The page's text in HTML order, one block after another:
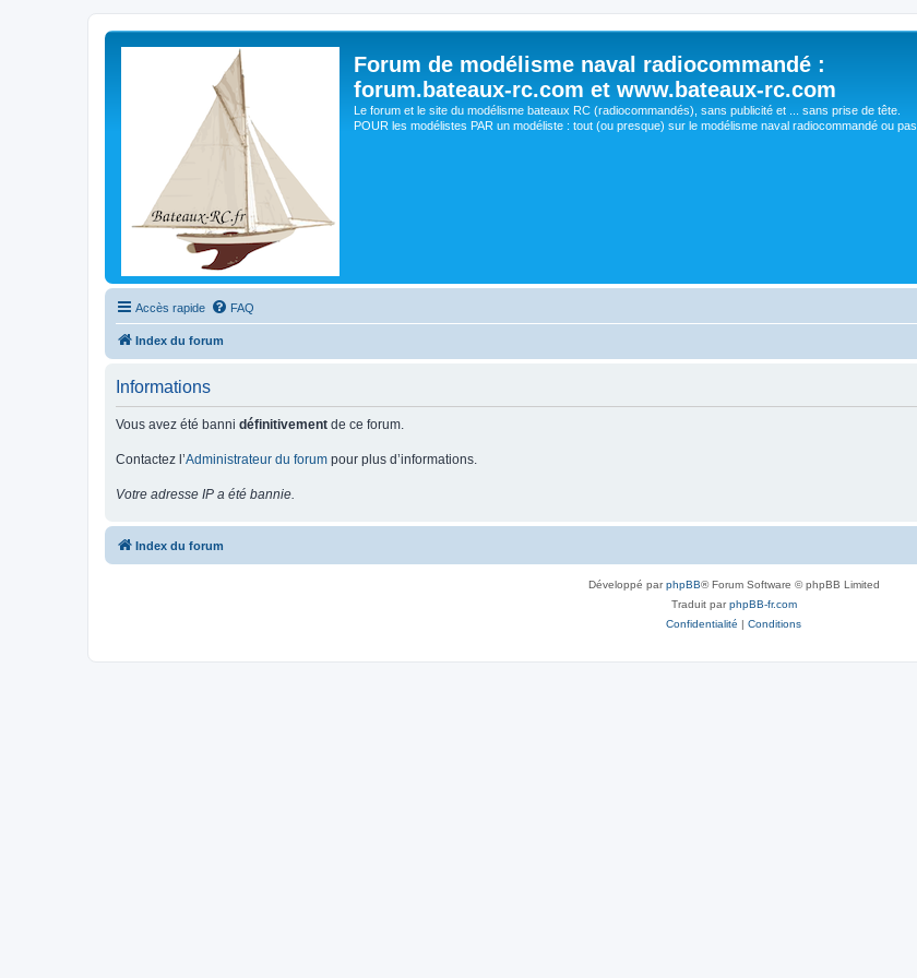
Forum de modélisme naval radiocommandé :
forum.bateaux-rc.com et www.bateaux-rc.com
Le forum et le site du modélisme bateaux RC (radiocommandés), sans publicité et ... sans prise de tête.
POUR les modélistes PAR un modéliste : tout (ou presque) sur le modélisme naval radiocommandé ou pas.
Accès rapide FAQ
Index du forum
Informations
Vous avez été banni définitivement de ce forum.
Contactez l’Administrateur du forum pour plus d’informations.
Votre adresse IP a été bannie.
Index du forum
Développé parphpBB® Forum Software © phpBB Limited
Traduit parphpBB-fr.com
Confidentialité | Conditions